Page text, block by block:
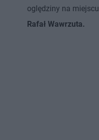
oględziny na miejscu
Rafał Wawrzuta.